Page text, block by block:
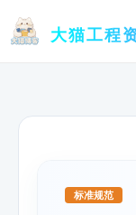
大猫工程
标准规范